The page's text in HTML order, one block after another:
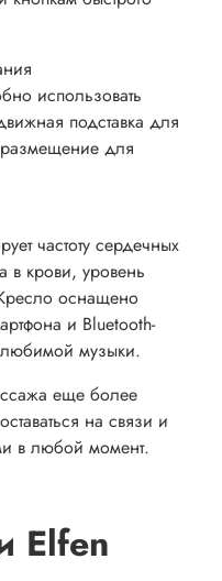
использовать
подставка для
размещение для
частоту сердечных
в крови, уровень
оснащено
и Bluetooth-
музыки.
еще более
на связи и
в любой момент.
Elfen